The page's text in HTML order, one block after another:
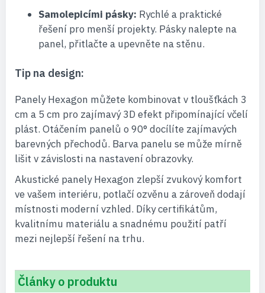
Samolepicími pásky: Rychlé a praktické
řešení pro menší projekty. Pásky nalepte na
panel, přitlačte a upevněte na stěnu.
Tip na design:
Panely Hexagon můžete kombinovat v tloušťkách 3
cm a 5 cm pro zajímavý 3D efekt připomínající včelí
plást. Otáčením panelů o 90° docílíte zajímavých
barevných přechodů. Barva panelu se může mírně
lišit v závislosti na nastavení obrazovky.
Akustické panely Hexagon zlepší zvukový komfort
ve vašem interiéru, potlačí ozvěnu a zároveň dodají
místnosti moderní vzhled. Díky certifikátům,
kvalitnímu materiálu a snadnému použití patří
mezi nejlepší řešení na trhu.
Články o produktu